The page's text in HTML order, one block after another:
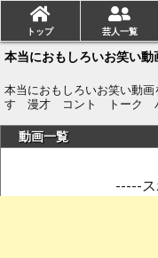
本当におもしろいお笑い動
本当におもしろいお笑い動
す 漫才 コント トーク バ
動画一覧
-----
トップ 芸人一覧